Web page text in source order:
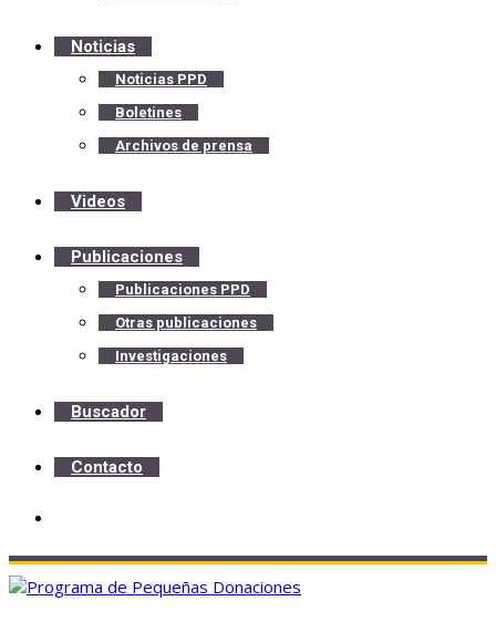
Noticias
Noticias PPD
Boletines
Archivos de prensa
Videos
Publicaciones
Publicaciones PPD
Otras publicaciones
Investigaciones
Buscador
Contacto